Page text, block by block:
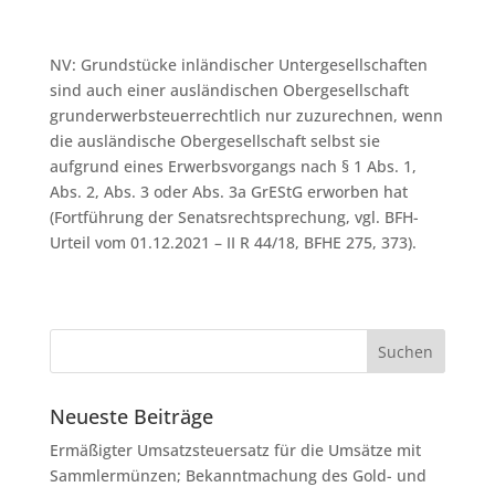
NV: Grundstücke inländischer Untergesellschaften
sind auch einer ausländischen Obergesellschaft
grunderwerbsteuerrechtlich nur zuzurechnen, wenn
die ausländische Obergesellschaft selbst sie
aufgrund eines Erwerbsvorgangs nach § 1 Abs. 1,
Abs. 2, Abs. 3 oder Abs. 3a GrEStG erworben hat
(Fortführung der Senatsrechtsprechung, vgl. BFH-
Urteil vom 01.12.2021 – II R 44/18, BFHE 275, 373).
Neueste Beiträge
Ermäßigter Umsatzsteuersatz für die Umsätze mit
Sammlermünzen; Bekanntmachung des Gold- und